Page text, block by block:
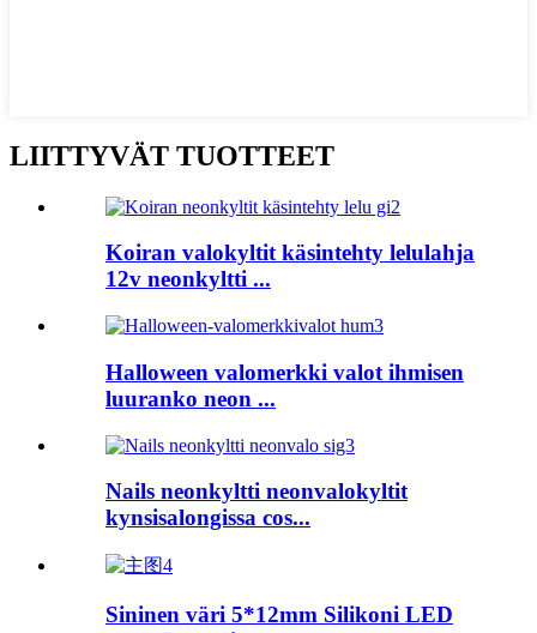
LIITTYVÄT TUOTTEET
Koiran valokyltit käsintehty lelulahja
12v neonkyltti ...
Halloween valomerkki valot ihmisen
luuranko neon ...
Nails neonkyltti neonvalokyltit
kynsisalongissa cos...
Sininen väri 5*12mm Silikoni LED